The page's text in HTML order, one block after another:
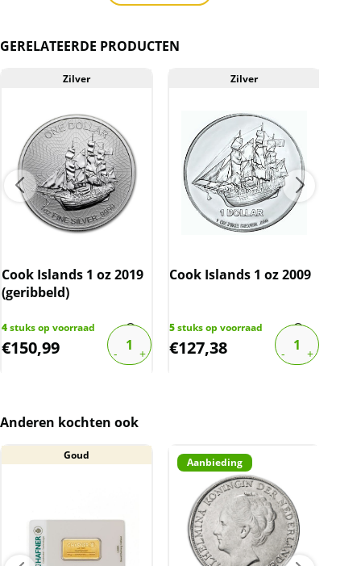
Kwaliteit
producent af. Echter zijn de munten veelal de
muntkoker of -capsule niet uit geweest. De
munten kunnen soms krassen, aanslag en/of
melkvlekken bevatten.
BTW
Dit product wordt onder de margeregel
verhandeld. Dit houdt in dat wij btw afdragen
De btw mag hierdoor door ons niet op de
factuur vermeld worden. De prijs op de
GERELATEERDE PRODUCTEN
Zilver
Cook Islands 1 oz 2019
(geribbeld)
4stuks op voorraad
€150,99
Zilver
Cook Islands 1 oz 2009
5stuks op voorraad
€127,38
Anderen kochten ook
Goud
Aanbieding